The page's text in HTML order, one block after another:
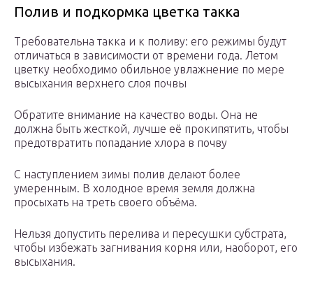
Полив и подкормка цветка такка
Требовательна такка и к поливу: его режимы будут
отличаться в зависимости от времени года. Летом
цветку необходимо обильное увлажнение по мере
высыхания верхнего слоя почвы
Обратите внимание на качество воды. Она не
должна быть жесткой, лучше её прокипятить, чтобы
предотвратить попадание хлора в почву
С наступлением зимы полив делают более
умеренным. В холодное время земля должна
просыхать на треть своего объёма.
Нельзя допустить перелива и пересушки субстрата,
чтобы избежать загнивания корня или, наоборот, его
высыхания.